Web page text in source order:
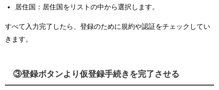
居住国：居住国をリストの中から選択します。
すべて入力完了したら、登録のために規約や認証をチェックしてい
きます。
③登録ボタンより仮登録手続きを完了させる